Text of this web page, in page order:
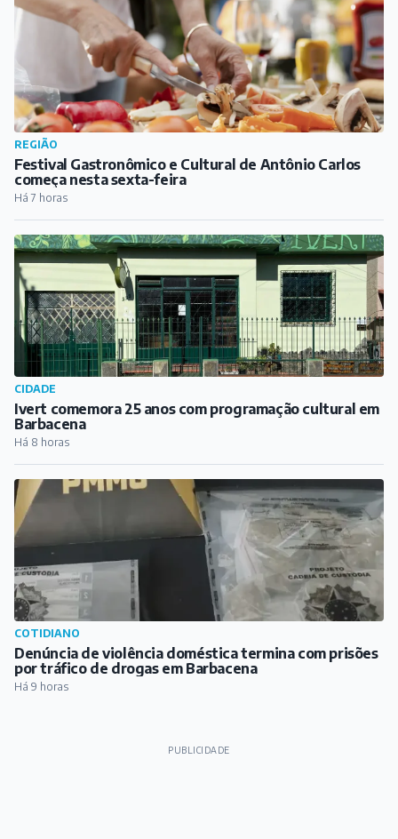
CIDADE
Ivert comemora 25 anos com programação cultural em
Barbacena
Há 8 horas
COTIDIANO
Denúncia de violência doméstica termina com prisões
por tráfico de drogas em Barbacena
Há 9 horas
PUBLICIDADE